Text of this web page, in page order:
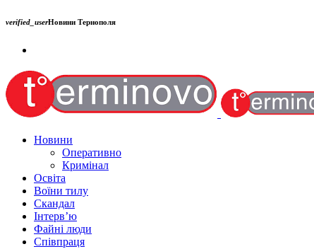
verified_userНовини Тернополя
Новини
Оперативно
Кримінал
Освіта
Воїни тилу
Скандал
Інтерв’ю
Файні люди
Співпраця